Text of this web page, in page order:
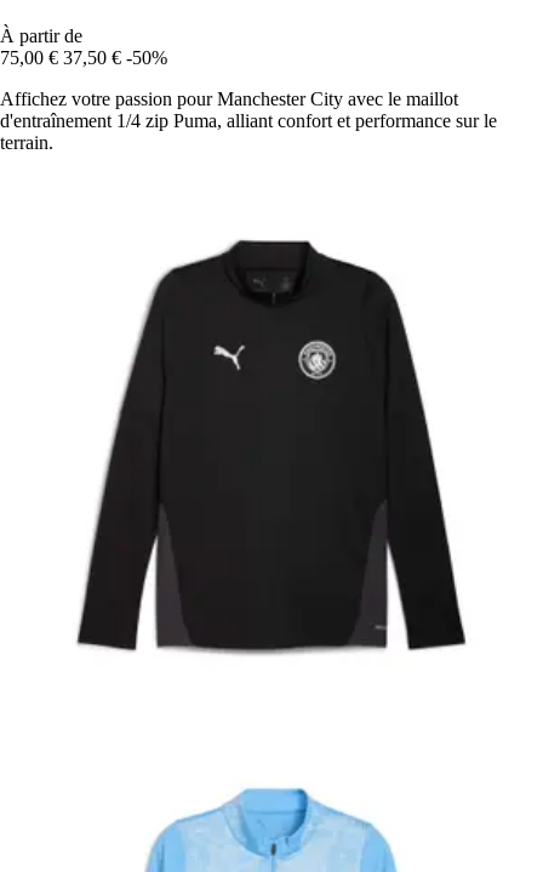
À partir de
75,00 € 37,50 € -50%
Affichez votre passion pour Manchester City avec le maillot
d'entraînement 1/4 zip Puma, alliant confort et performance sur le
terrain.